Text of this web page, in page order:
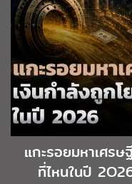
แกะรอยมหาเศร
ที่ไหนในปี